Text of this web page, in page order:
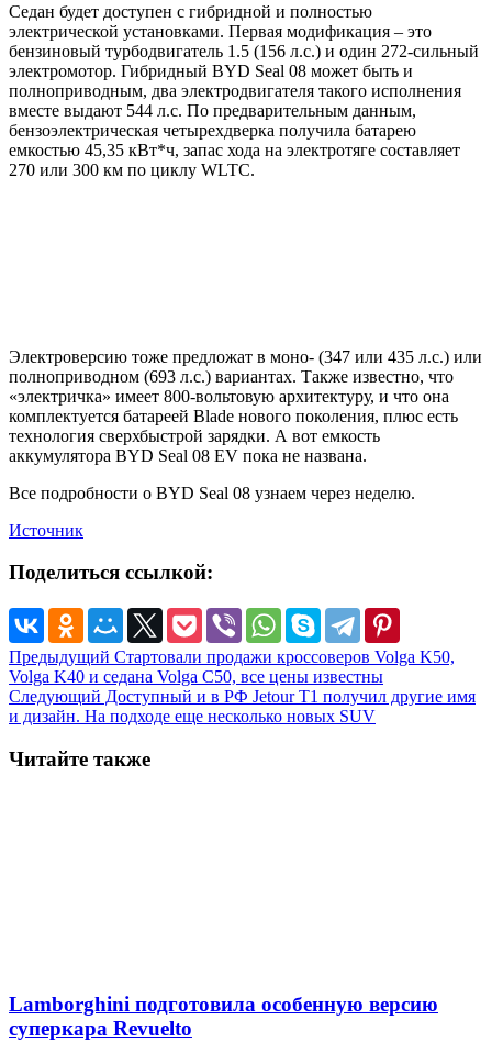
Седан будет доступен с гибридной и полностью
электрической установками. Первая модификация – это
бензиновый турбодвигатель 1.5 (156 л.с.) и один 272-сильный
электромотор. Гибридный BYD Seal 08 может быть и
полноприводным, два электродвигателя такого исполнения
вместе выдают 544 л.с. По предварительным данным,
бензоэлектрическая четырехдверка получила батарею
емкостью 45,35 кВт*ч, запас хода на электротяге составляет
270 или 300 км по циклу WLTC.
Электроверсию тоже предложат в моно- (347 или 435 л.с.) или
полноприводном (693 л.с.) вариантах. Также известно, что
«электричка» имеет 800-вольтовую архитектуру, и что она
комплектуется батареей Blade нового поколения, плюс есть
технология сверхбыстрой зарядки. А вот емкость
аккумулятора BYD Seal 08 EV пока не названа.
Все подробности о BYD Seal 08 узнаем через неделю.
Источник
Поделиться ссылкой:
Предыдущий Стартовали продажи кроссоверов Volga K50,
Volga K40 и седана Volga C50, все цены известны
Следующий Доступный и в РФ Jetour T1 получил другие имя
и дизайн. На подходе еще несколько новых SUV
Читайте также
Lamborghini подготовила особенную версию
суперкара Revuelto